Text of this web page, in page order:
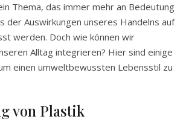
Thema, das immer mehr an Bedeutung
der Auswirkungen unseres Handelns auf
werden. Doch wie können wir
Alltag integrieren? Hier sind einige
einen umweltbewussten Lebensstil zu
von Plastik